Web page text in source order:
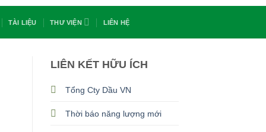
TÀI LIỆU THƯ VIỆN LIÊN HỆ
LIÊN KẾT HỮU ÍCH
Tổng Cty Dầu VN
Thời báo năng lượng mới